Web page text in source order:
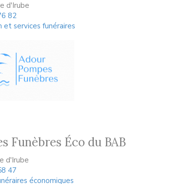
d'Irube
82
et services funéraires
Funèbres Éco du BAB
d'Irube
47
économiques